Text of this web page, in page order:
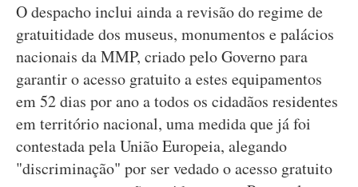
O despacho inclui ainda a revisão do regime de
gratuitidade dos museus, monumentos e palácios
nacionais da MMP, criado pelo Governo para
garantir o acesso gratuito a estes equipamentos
em 52 dias por ano a todos os cidadãos residentes
em território nacional, uma medida que já foi
contestada pela União Europeia, alegando
"discriminação" por ser vedado o acesso gratuito